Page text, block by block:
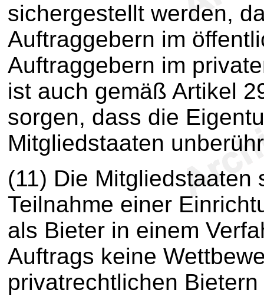
sichergestellt werden,
Auftraggebern im
Auftraggebern im
ist auch gemäß Artikel
sorgen, dass die
Mitgliedstaaten
(11) Die
Teilnahme einer
als Bieter in einem
Auftrags keine
privatrechtlichen